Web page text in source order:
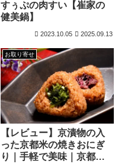
すぅぷの肉すい【崔家の
健美鍋】
2023.10.05 2025.09.13
お取り寄せ
【レビュー】京漬物の入
った京都米の焼きおにぎ
り｜手軽で美味｜京都ど